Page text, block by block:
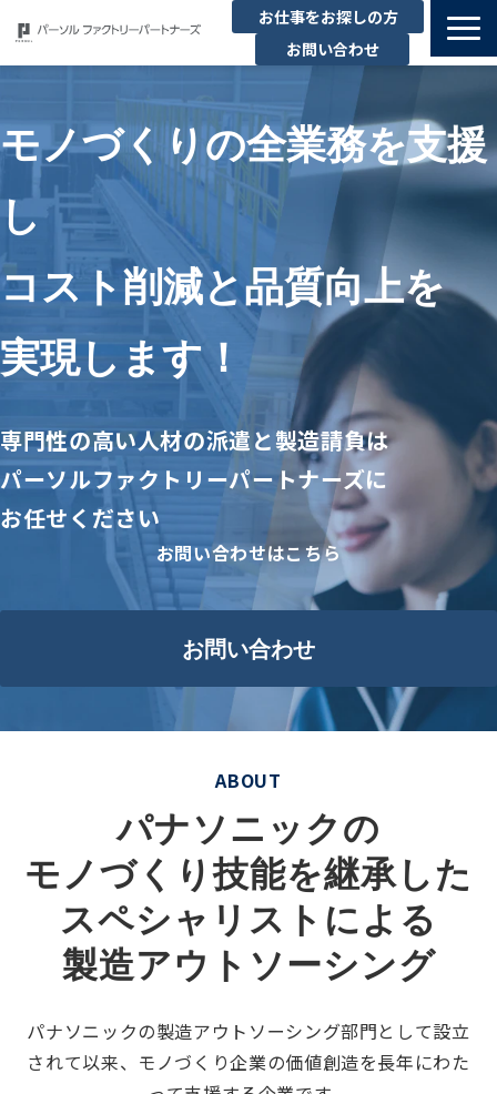
お仕事をお探しの方
お問い合わせ
サービス一覧
企業情報
お役立ちコンテンツ
新卒・キャリア採用TOP
セミナー
モノづくりの全業務を支援
し
コスト削減と品質向上を
実現します！
専門性の高い人材の派遣と製造請負は
パーソルファクトリーパートナーズに
お任せください
お問い合わせはこちら
お問い合わせ
ABOUT
パナソニックの
モノづくり技能を継承した
スペシャリストによる
製造アウトソーシング
パナソニックの製造アウトソーシング部門として設立
されて以来、モノづくり企業の価値創造を長年にわた